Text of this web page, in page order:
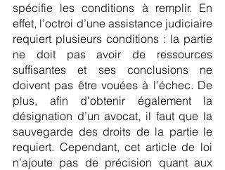
spécifie les conditions à remplir. En
effet, l’octroi d’une assistance judiciaire
requiert plusieurs conditions : la partie
ne doit pas avoir de ressources
suffisantes et ses conclusions ne
doivent pas être vouées à l’échec. De
plus, afin d’obtenir également la
désignation d’un avocat, il faut que la
sauvegarde des droits de la partie le
requiert. Cependant, cet article de loi
n’ajoute pas de précision quant aux